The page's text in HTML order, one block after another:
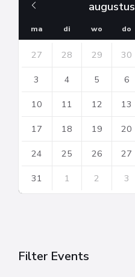
augustus
maand
ma di wo do
calendar
27 28 29 30
3 4 5 6
10 11 12 13
17 18 19 20
24 25 26 27
31 1 2 3
Filter Events